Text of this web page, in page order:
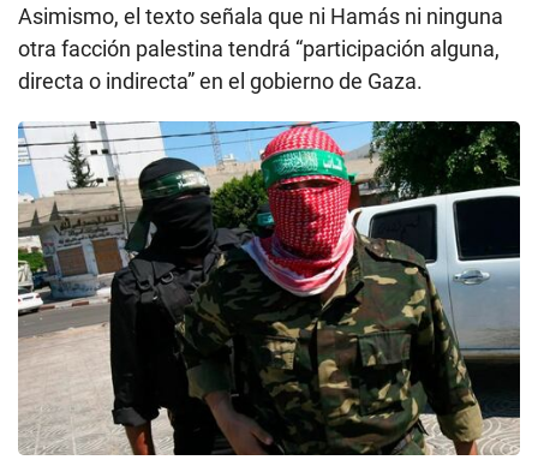
Asimismo, el texto señala que ni Hamás ni ninguna
otra facción palestina tendrá “participación alguna,
directa o indirecta” en el gobierno de Gaza.